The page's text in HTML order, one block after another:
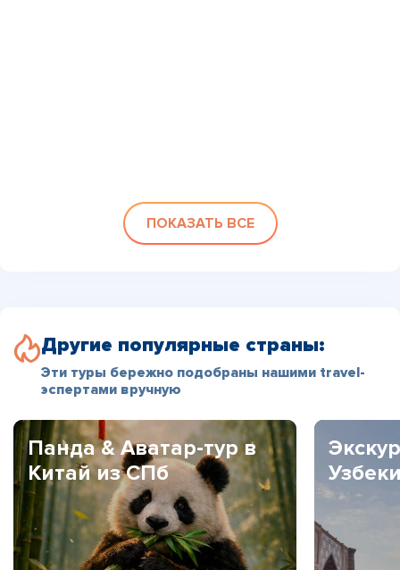
ПОКАЗАТЬ ВСЕ
Другие популярные страны:
Эти туры бережно подобраны нашими travel-
эспертами вручную
Панда & Аватар-тур в
Китай из СПб